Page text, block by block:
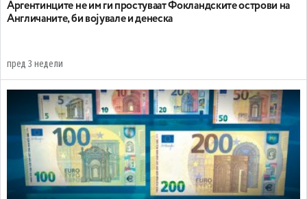
Аргентинците не им ги простуваат Фокландските острови на
Англичаните, би војувале и денеска
пред 3 недели